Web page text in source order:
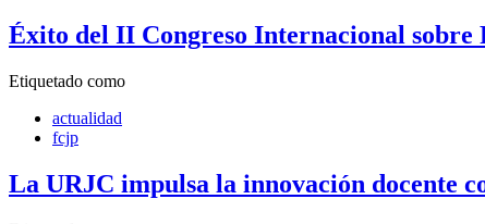
Éxito del II Congreso Internacional
Etiquetado como
actualidad
fcjp
La URJC impulsa la innovación docente